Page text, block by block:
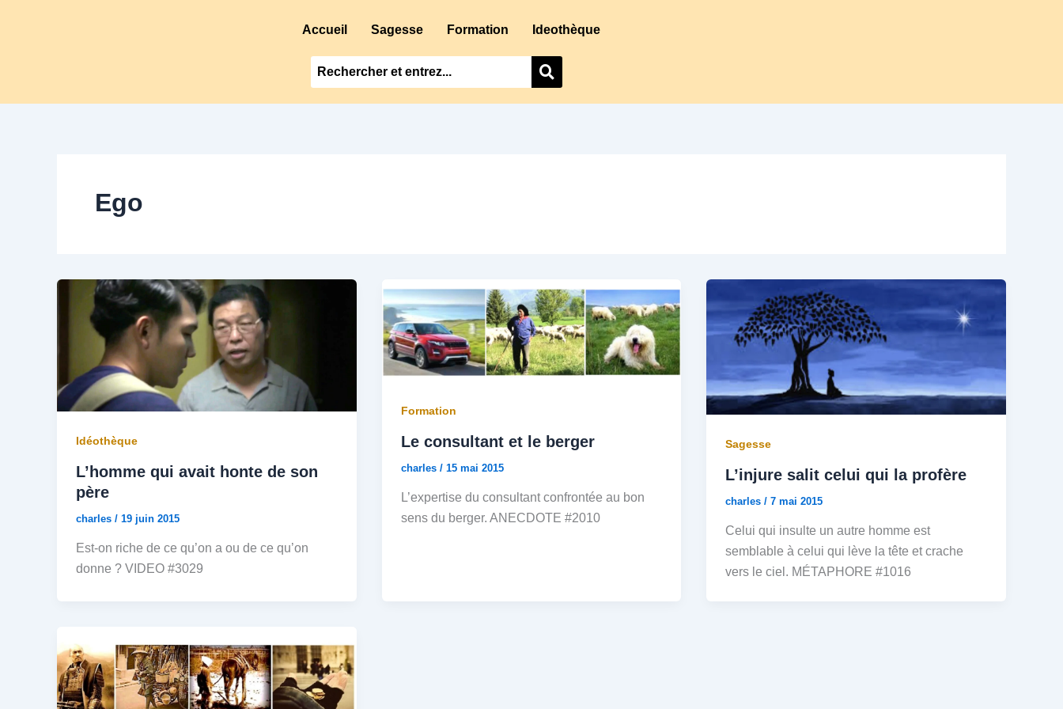
Accueil Sagesse Formation Ideothèque
Ego
Idéothèque
L’homme qui avait honte de son
père
charles / 19 juin 2015
Est-on riche de ce qu’on a ou de ce qu’on
donne ? VIDEO #3029
Formation
Le consultant et le berger
charles / 15 mai 2015
L’expertise du consultant confrontée au bon
sens du berger. ANECDOTE #2010
Sagesse
L’injure salit celui qui la profère
charles/7 mai 2015
Celui qui insulte un autre homme est
semblable à celui qui lève la tête et crache
vers le ciel. MÉTAPHORE #1016